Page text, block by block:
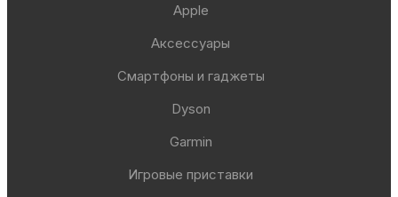
Apple
Аксессуары
Смартфоны и гаджеты
Dyson
Garmin
Игровые приставки